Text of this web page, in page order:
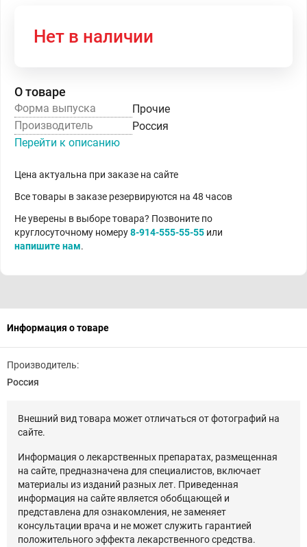
Нет в наличии
О товаре
Форма выпуска
Прочие
Производитель
Россия
Перейти к описанию
Цена актуальна при заказе на сайте
Все товары в заказе резервируются на 48 часов
Не уверены в выборе товара? Позвоните по
круглосуточному номеру8-914-555-55-55 или
напишите нам.
Информация о товаре
Производитель:
Россия
Внешний вид товара может отличаться от фотографий на
сайте.
Информация о лекарственных препаратах, размещенная
на сайте, предназначена для специалистов, включает
материалы из изданий разных лет. Приведенная
информация на сайте является обобщающей и
представлена для ознакомления, не заменяет
консультации врача и не может служить гарантией
положительного эффекта лекарственного средства.